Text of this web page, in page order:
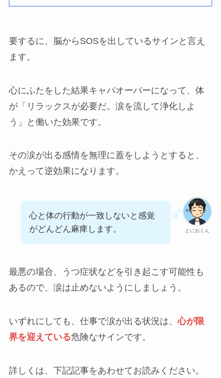
要するに、脳からSOSを出しているサインと言え
ます。
心にふたをした結果キャパオーバーになって、体
が「リラックスが必要だ。涙を流して浄化しよ
う」と働いた効果です。
その涙が出る感情を無理に蓋をしようとすると、
かえって逆効果になります。
とにおくん
心と体の行動が一致しないと感覚
がどんどん麻痺します。
最悪の場合、うつ症状などを引き起こす可能性も
あるので、涙は止めないようにしましょう。
いずれにしても、仕事で涙が出る状況は、心が限
界を迎えている危険なサインです。
詳しくは、下記記事をあわせてお読みください。